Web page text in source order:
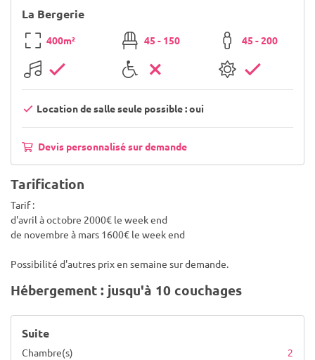
La Bergerie
400m² 45 - 150 45 - 200
Location de salle seule possible : oui
Devis personnalisé sur demande
Tarification
Tarif :
d'avril à octobre 2000€ le week end
de novembre à mars 1600€ le week end
Possibilité d'autres prix en semaine sur demande.
Hébergement : jusqu'à 10 couchages
Suite
Chambre(s)
2